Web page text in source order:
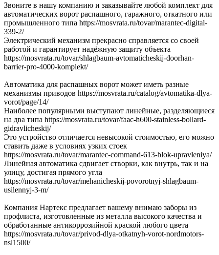
Звоните в нашу компанию и заказывайте любой комплект для
автоматических ворот распашного, гаражного, откатного или
промышленного типа https://mosvrata.ru/tovar/marantec-digital-
339-2/
Электрический механизм прекрасно справляется со своей
работой и гарантирует надёжную защиту объекта
https://mosvrata.ru/tovar/shlagbaum-avtomaticheskij-doorhan-
barrier-pro-4000-komplekt/
Автоматика для распашных ворот может иметь разные
механизмы приводов https://mosvrata.ru/catalog/avtomatika-dlya-
vorot/page/14/
Наиболее популярными выступают линейные, разделяющиеся
на два типа https://mosvrata.ru/tovar/faac-h600-stainless-bollard-
gidravlicheskij/
Это устройство отличается невысокой стоимостью, его можно
ставить даже в условиях узких стоек
https://mosvrata.ru/tovar/marantec-command-613-blok-upravleniya/
Линейная автоматика сдвигает створки, как внутрь, так и на
улицу, достигая прямого угла
https://mosvrata.ru/tovar/mehanicheskij-povorotnyj-shlagbaum-
usilennyj-3-m/
Компания Нартекс предлагает вашему внимаю заборы из
профлиста, изготовленные из металла высокого качества и
обработанные антикоррозийной краской любого цвета
https://mosvrata.ru/tovar/privod-dlya-otkatnyh-vorot-nordmotors-
nsl1500/